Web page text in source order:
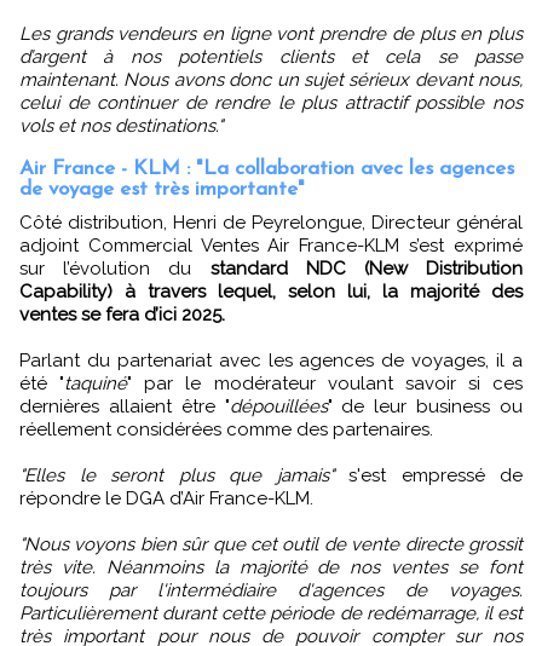
Les grands vendeurs en ligne vont prendre de plus en plus
d’argent à nos potentiels clients et cela se passe
maintenant. Nous avons donc un sujet sérieux devant nous,
celui de continuer de rendre le plus attractif possible nos
vols et nos destinations."
Air France - KLM : "La collaboration avec les agences
de voyage est très importante"
Côté distribution, Henri de Peyrelongue, Directeur général
adjoint Commercial Ventes Air France-KLM s’est exprimé
sur l’évolution du standard NDC (New Distribution
Capability) à travers lequel, selon lui, la majorité des
ventes se fera d’ici 2025.
Parlant du partenariat avec les agences de voyages, il a
été "taquiné" par le modérateur voulant savoir si ces
dernières allaient être "dépouillées" de leur business ou
réellement considérées comme des partenaires.
"Elles le seront plus que jamais"s'est empressé de
répondre le DGA d’Air France-KLM.
"Nous voyons bien sûr que cet outil de vente directe grossit
très vite. Néanmoins la majorité de nos ventes se font
toujours par l'intermédiaire d'agences de voyages.
Particulièrement durant cette période de redémarrage, il est
très important pour nous de pouvoir compter sur nos